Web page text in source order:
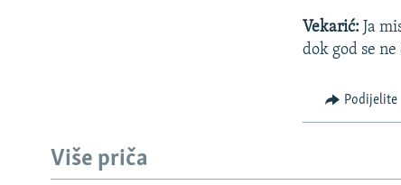
Vekarić: Ja
dok god se
Podijelite
Više priča